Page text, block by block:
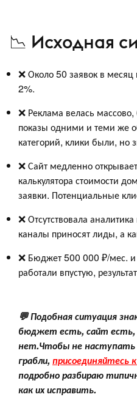
📉 Исходная
❌ Около 50 заявок в месяц
2%.
❌ Реклама велась
показы одними и теми же
категорий, клики были, но
❌ Сайт медленно
калькулятора стоимости
заявки. Потенциальные
❌ Отсутствовала
каналы приносят лиды, а
❌ Бюджет 500 000 ₽/мес.
работали впустую,
💬 Подобная ситуация
бюджет есть, сайт
нет.Чтобы не
грабли,присоединяйтесь
подробно разбираю
как их исправить.